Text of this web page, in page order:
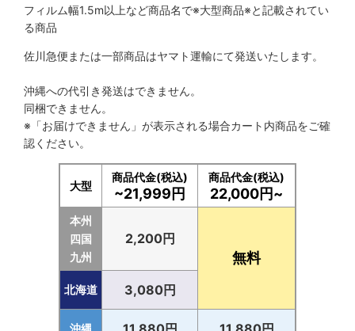
フィルム幅1.5m以上など商品名で※大型商品※と記載されてい
る商品
佐川急便または一部商品はヤマト運輸にて発送いたします。
沖縄への代引き発送はできません。
同梱できません。
※「お届けできません」が表示される場合カート内商品をご確
認ください。
大型
商品代金(税込)
~21,999円
商品代金(税込)
22,000円~
本州
四国
九州
2,200円
無料
北海道 3,080円